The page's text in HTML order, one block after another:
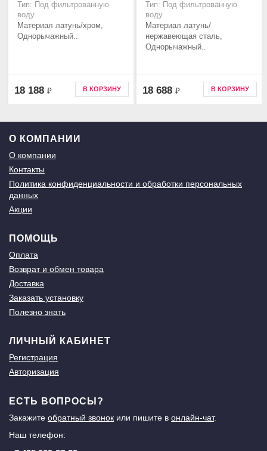
Тип: Под фильтрованную
воду
Материал латунь/хром,
Однорычажный..
18 188 ₽ В КОРЗИНУ
Тип: Под фильтрованную
воду
Материал латунь/
нержавеющая сталь,
Однорычажный..
18 688 ₽ В КОРЗИНУ
О КОМПАНИИ
О компании
Контакты
Политика конфиденциальности и обработки персональных
данных
Акции
ПОМОЩЬ
Оплата
Возврат и обмен товара
Доставка
Заказать установку
Полезно знать
ЛИЧНЫЙ КАБИНЕТ
Регистрация
Авторизация
ЕСТЬ ВОПРОСЫ?
Закажите обратный звонок или пишите в онлайн-чат.
Наш телефон: